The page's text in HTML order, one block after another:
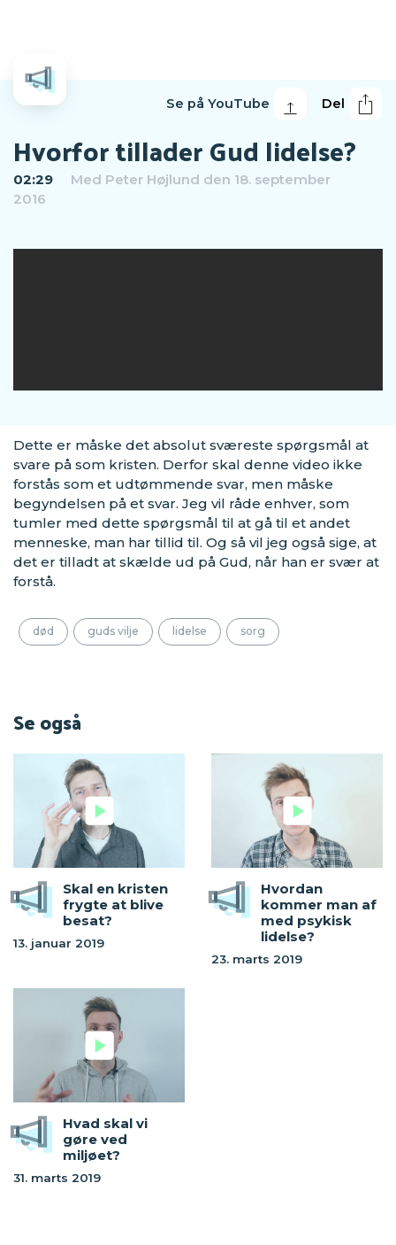
Del
Se på YouTube
Hvorfor tillader Gud lidelse?
02:29 Med Peter Højlund den 18. september
2016
Dette er måske det absolut sværeste spørgsmål at
svare på som kristen. Derfor skal denne video ikke
forstås som et udtømmende svar, men måske
begyndelsen på et svar. Jeg vil råde enhver, som
tumler med dette spørgsmål til at gå til et andet
menneske, man har tillid til. Og så vil jeg også sige, at
det er tilladt at skælde ud på Gud, når han er svær at
forstå.
død guds vilje lidelse sorg
Se også
Skal en kristen
frygte at blive
besat?
13. januar 2019
Hvordan
kommer man af
med psykisk
lidelse?
23. marts 2019
Hvad skal vi
gøre ved
miljøet?
31. marts 2019